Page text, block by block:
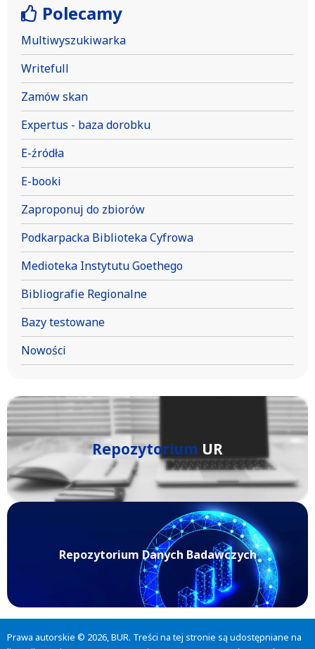
Polecamy
Multiwyszukiwarka
Writefull
Zamów skan
Expertus - baza dorobku
E-źródła
E-booki
Zaproponuj do zbiorów
Podkarpacka Biblioteka Cyfrowa
Medioteka Instytutu Goethego
Bibliografie Regionalne
Bazy testowane
Nowości
Repozytorium UR
Repozytorium Danych Badawczych
Prawa autorskie © 2026, BUR. Treści na tej stronie są udostępniane na